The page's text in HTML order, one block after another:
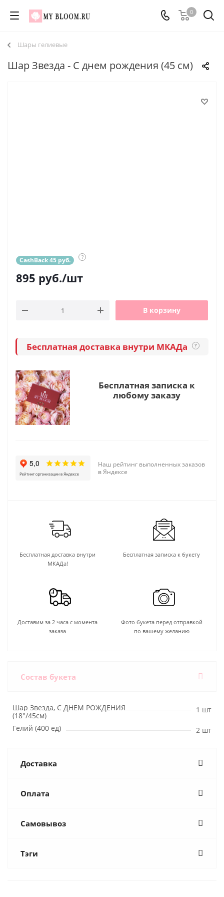
0
Шары гелиевые
Шар Звезда - С днем рождения (45 см)
CashBack 45 руб. ?
895 руб./шт
В корзину
Бесплатная доставка внутри МКАДа ?
Бесплатная записка к
любому заказу
Наш рейтинг выполненных заказов
в Яндексе
Бесплатная доставка внутри
МКАДа!
Бесплатная записка к букету
Доставим за 2 часа с момента
заказа
Фото букета перед отправкой
по вашему желанию
Состав букета
Шар Звезда, С ДНЕМ РОЖДЕНИЯ
(18"/45см)
1 шт
Гелий (400 ед)
2 шт
Доставка
Оплата
Самовывоз
Тэги